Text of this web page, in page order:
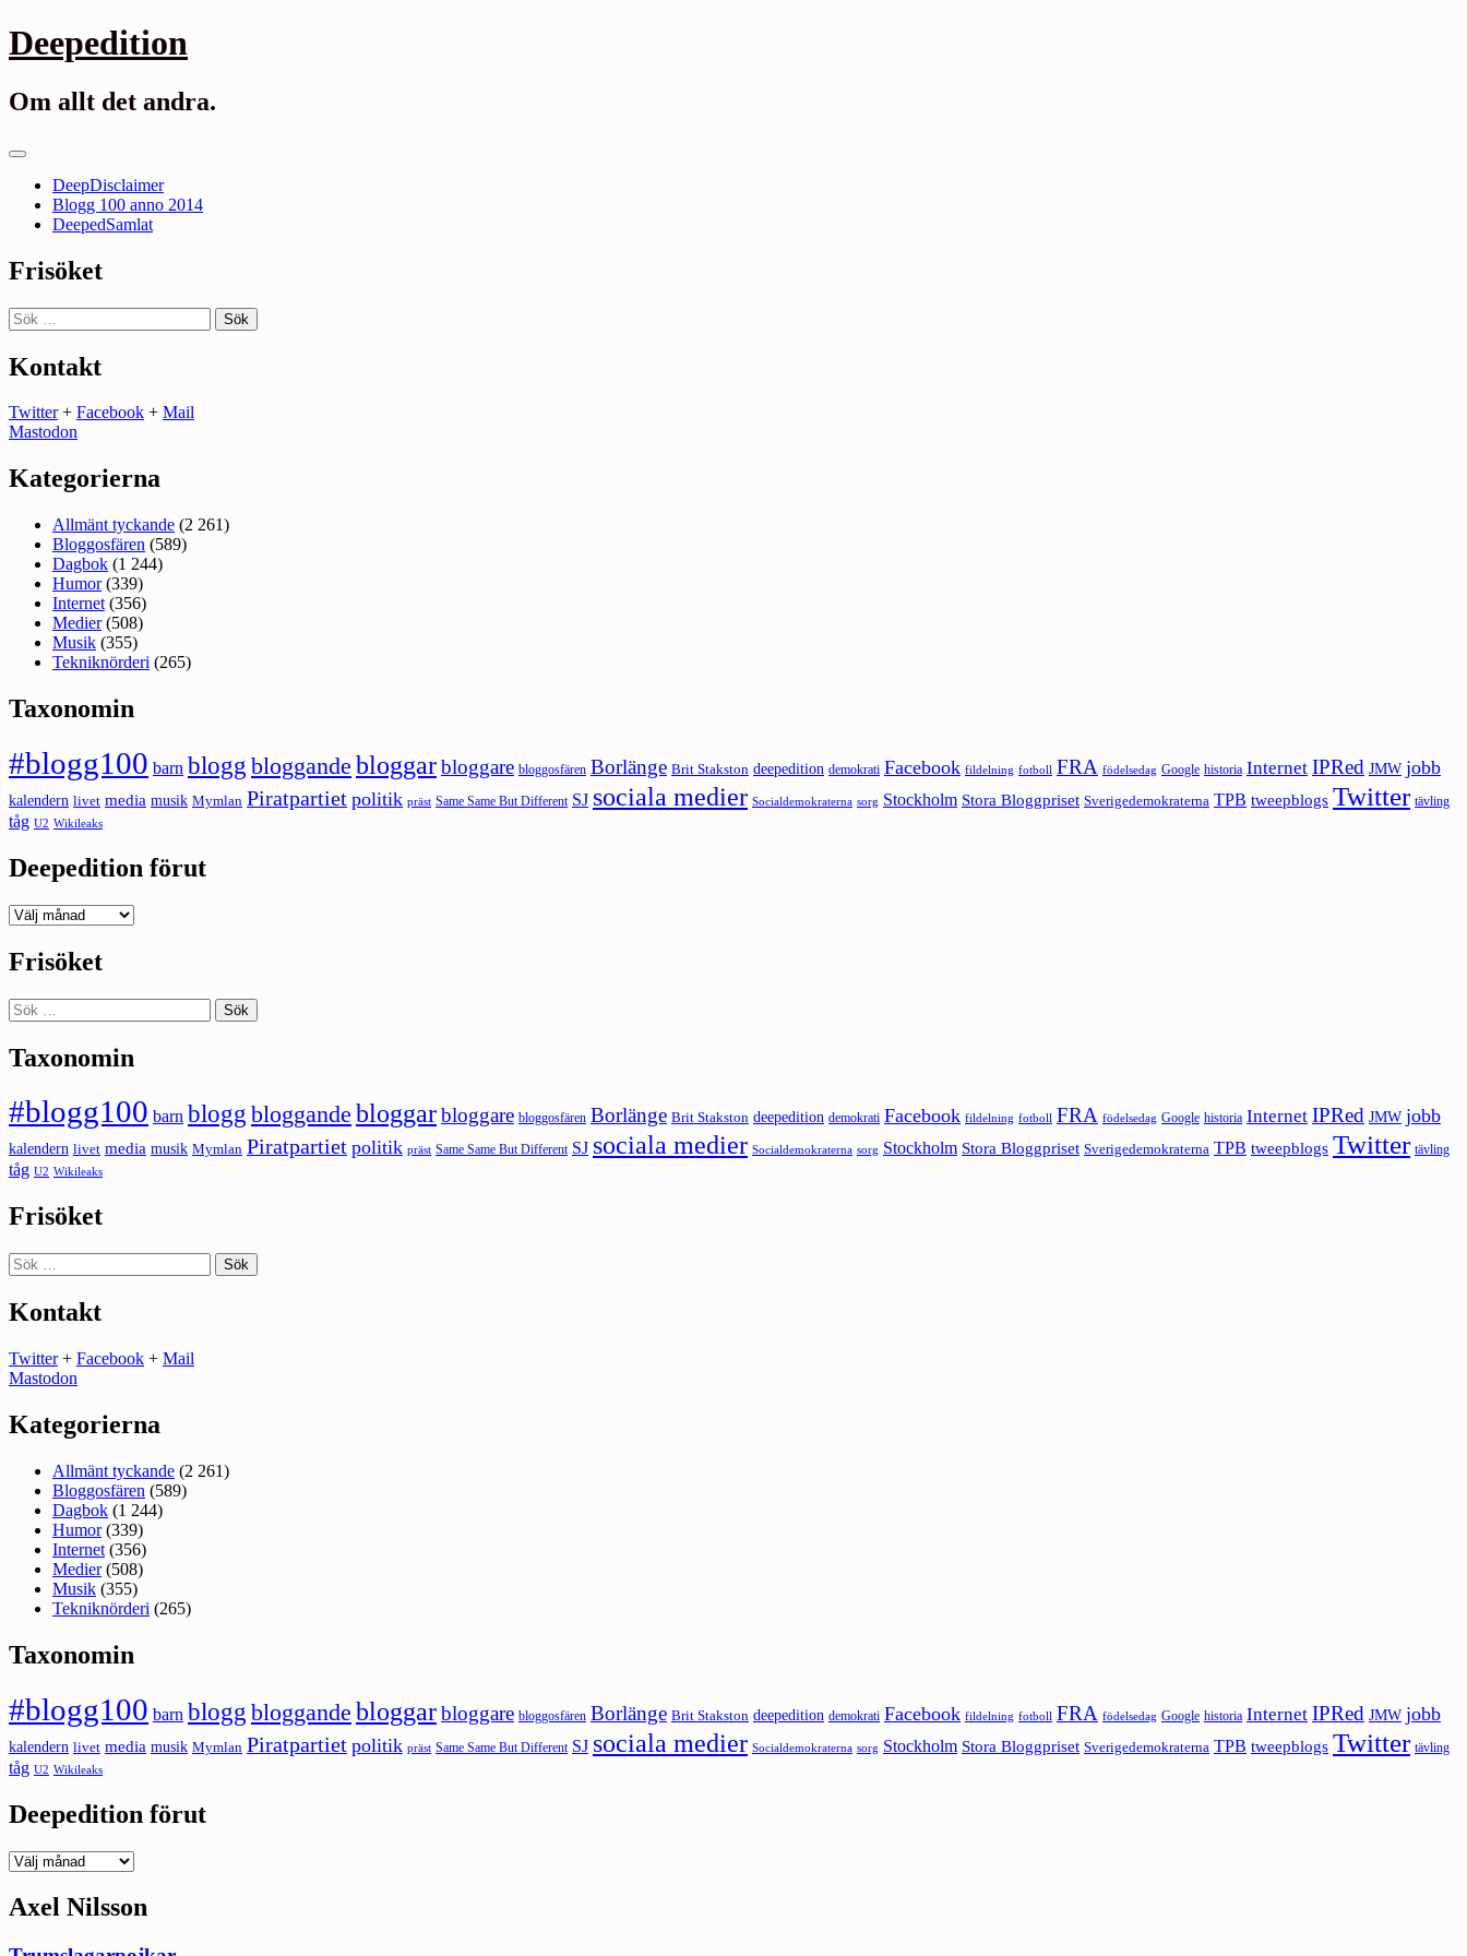
Gå
till
Deepedition
Om allt det andra.
Primär
DeepDisclaimer
Blogg 100 anno 2014
DeepedSamlat
Frisöket
Sök
efter:
Kontakt
Twitter+ Facebook + Mail
Mastodon
Kategorierna
Allmänt tyckande (2 261)
Bloggosfären (589)
Dagbok (1 244)
Humor(339)
Internet (356)
Medier(508)
Musik (355)
Tekniknörderi (265)
Taxonomin
#blogg100 barn blogg bloggande bloggarbloggare bloggosfären Borlänge Brit Stakston deepedition demokrati Facebook fildelning fotboll FRA födelsedag Google historia Internet IPRed JMW jobb
kalendern livet media musik Mymlan Piratpartiet politik präst Same Same But Different SJ sociala medier Socialdemokraterna sorg Stockholm Stora Bloggpriset Sverigedemokraterna TPB tweepblogs Twitter tävling
tåg U2 Wikileaks
Deepedition förut
Deepedition
Frisöket
Sök
efter:
Taxonomin
#blogg100 barn blogg bloggande bloggarbloggare bloggosfären Borlänge Brit Stakston deepedition demokrati Facebook fildelning fotboll FRA födelsedag Google historia Internet IPRed JMW jobb
kalendern livet media musik Mymlan Piratpartiet politik präst Same Same But Different SJ sociala medier Socialdemokraterna sorg Stockholm Stora Bloggpriset Sverigedemokraterna TPB tweepblogs Twitter tävling
tåg U2 Wikileaks
Frisöket
Sök
efter:
Kontakt
Twitter+ Facebook + Mail
Mastodon
Kategorierna
Allmänt tyckande (2 261)
Bloggosfären (589)
Dagbok (1 244)
Humor(339)
Internet (356)
Medier(508)
Musik (355)
Tekniknörderi (265)
Taxonomin
#blogg100 barn blogg bloggande bloggarbloggare bloggosfären Borlänge Brit Stakston deepedition demokrati Facebook fildelning fotboll FRA födelsedag Google historia Internet IPRed JMW jobb
kalendern livet media musik Mymlan Piratpartiet politik präst Same Same But Different SJ sociala medier Socialdemokraterna sorg Stockholm Stora Bloggpriset Sverigedemokraterna TPB tweepblogs Twitter tävling
tåg U2 Wikileaks
Deepedition förut
Deepedition
Axel Nilsson